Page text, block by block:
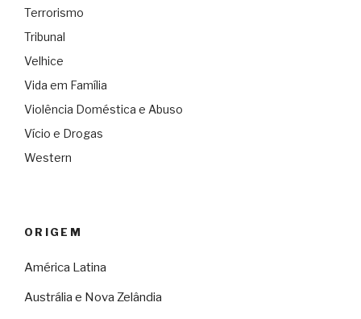
Terrorismo
Tribunal
Velhice
Vida em Família
Violência Doméstica e Abuso
Vício e Drogas
Western
ORIGEM
América Latina
Austrália e Nova Zelândia